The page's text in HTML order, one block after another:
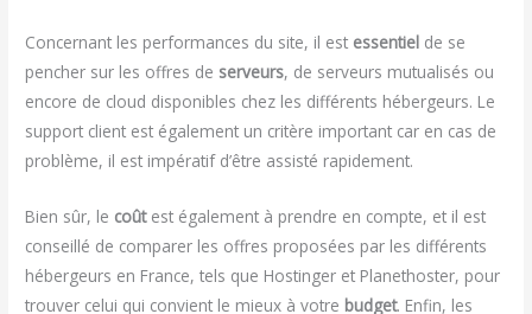
Concernant les performances du site, il est essentiel de se
pencher sur les offres de serveurs, de serveurs mutualisés ou
encore de cloud disponibles chez les différents hébergeurs. Le
support client est également un critère important car en cas de
problème, il est impératif d’être assisté rapidement.
Bien sûr, le coût est également à prendre en compte, et il est
conseillé de comparer les offres proposées par les différents
hébergeurs en France, tels que Hostinger et Planethoster, pour
trouver celui qui convient le mieux à votre budget. Enfin, les